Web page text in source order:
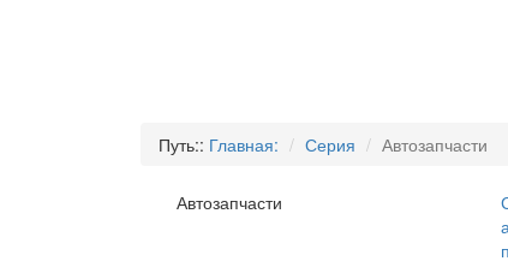
Путь:: Главная: Серия Автозапчасти
Автозапчасти